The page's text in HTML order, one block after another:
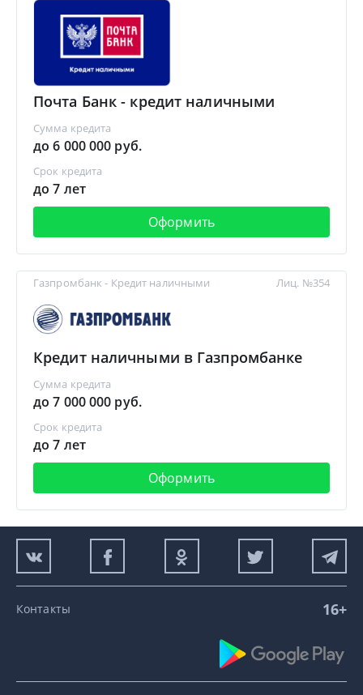
Почта Банк - кредит наличными
Сумма кредита
до 6 000 000 руб.
Срок кредита
до 7 лет
Оформить
Газпромбанк - Кредит наличными
Кредит наличными в Газпромбанке
Сумма кредита
до 7 000 000 руб.
Срок кредита
до 7 лет
Оформить
Лиц. №354
Контакты 16+